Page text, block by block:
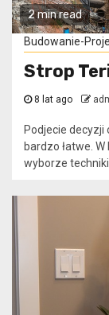
2 min read
Budowanie-
Strop
8 lat ago
Podjecie
bardzo łatwe.
wyborze techniki